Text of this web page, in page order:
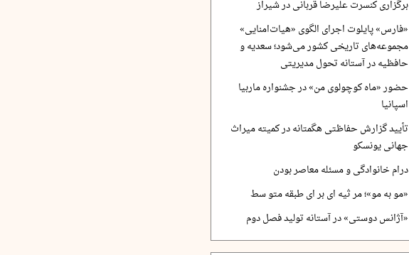
برگزاری کنسرت علیرضا قربانی در شیراز
«فارس» پایلوت اجرای الگوی «هیات‌امنایی»
مجموعه‌های تاریخی کشور می‌شود؛ سعدیه و
حافظیه در آستانه تحول مدیریتی
حضور «ماه کوچولوی من» در جشنواره ماربیا
اسپانیا
تأیید گزارش حفاظتی هگمتانه در کمیته میراث
جهانی یونسکو
درام خانوادگی و مسئله معاصر بودن
«مو به مو»؛ مر ثیه ای بر ای طبقه متو سط
«آژانس دوستی» در آستانه تولید فصل دوم